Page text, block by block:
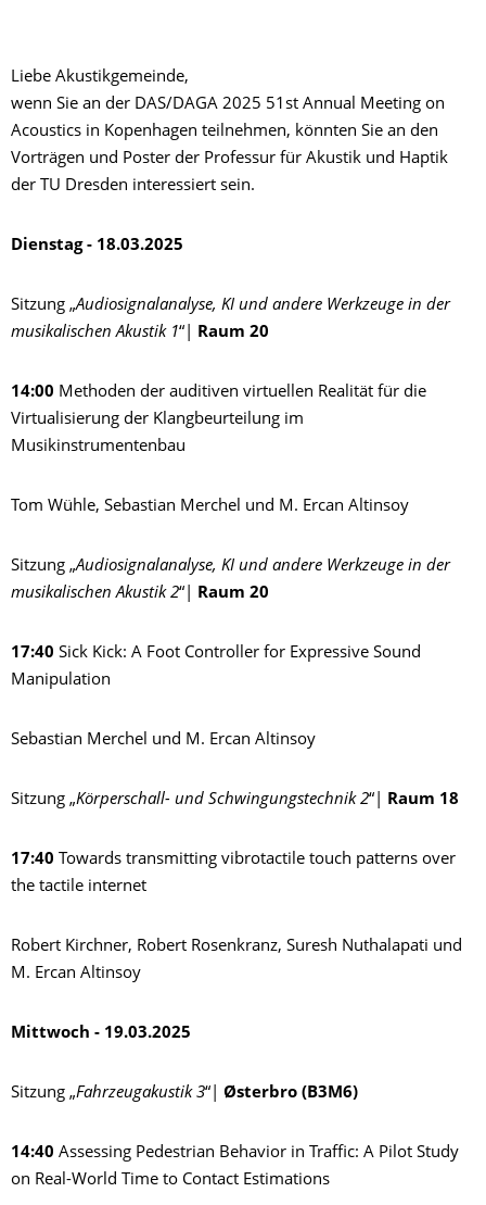
Liebe Akustikgemeinde,
wenn Sie an der DAS/DAGA 2025 51st Annual Meeting on
Acoustics in Kopenhagen teilnehmen, könnten Sie an den
Vorträgen und Poster der Professur für Akustik und Haptik
der TU Dresden interessiert sein.
Dienstag - 18.03.2025
Sitzung „Audiosignalanalyse, KI und andere Werkzeuge in der
musikalischen Akustik 1“| Raum 20
14:00 Methoden der auditiven virtuellen Realität für die
Virtualisierung der Klangbeurteilung im
Musikinstrumentenbau
Tom Wühle, Sebastian Merchel und M. Ercan Altinsoy
Sitzung „Audiosignalanalyse, KI und andere Werkzeuge in der
musikalischen Akustik 2“| Raum 20
17:40 Sick Kick: A Foot Controller for Expressive Sound
Manipulation
Sebastian Merchel und M. Ercan Altinsoy
Sitzung „Körperschall- und Schwingungstechnik 2“| Raum 18
17:40 Towards transmitting vibrotactile touch patterns over
the tactile internet
Robert Kirchner, Robert Rosenkranz, Suresh Nuthalapati und
M. Ercan Altinsoy
Mittwoch - 19.03.2025
Sitzung „Fahrzeugakustik 3“| Østerbro (B3M6)
14:40 Assessing Pedestrian Behavior in Traffic: A Pilot Study
on Real-World Time to Contact Estimations